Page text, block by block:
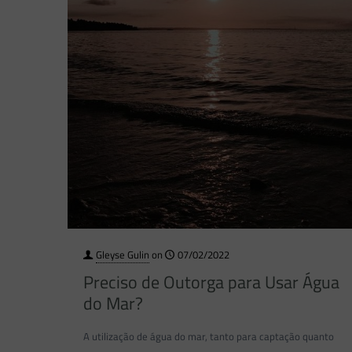
Gleyse Gulin on 07/02/2022
Preciso de Outorga para Usar Água
do Mar?
A utilização de água do mar, tanto para captação quanto